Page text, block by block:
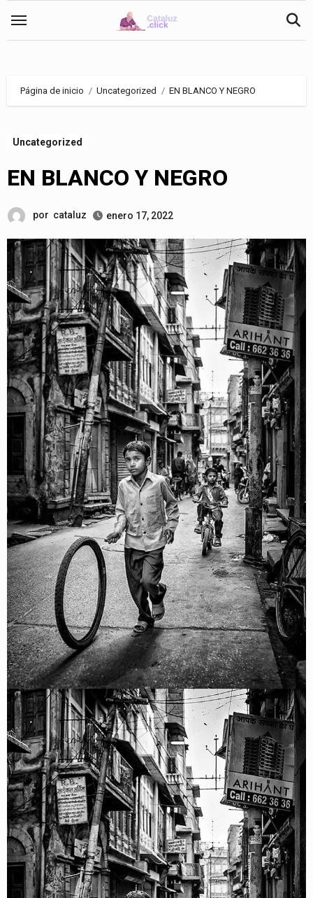
Página de inicio Uncategorized EN BLANCO Y NEGRO
Uncategorized
EN BLANCO Y NEGRO
por cataluz enero 17, 2022